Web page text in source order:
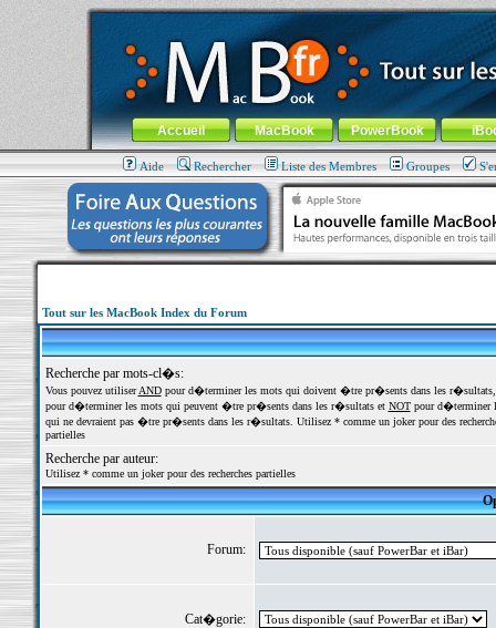
MacBook-fr.com : 100% Apple... 100% nomade !
Aller au contenu-Aller au menu général-Aller au menu de
Menu général
Accueil MacBook PowerBook
Aide Rechercher Liste des Membres Groupes
Tout sur les MacBook Index du Forum
Recherche par mots-cl�s:
Vous pouvez utiliserANDpour d�terminer les mots qui doivent �tre pr�sents dans les
pour d�terminer les mots qui peuvent �tre pr�sents dans les r�sultats et NOTpour d�terminer
qui ne devraient pas �tre pr�sents dans les r�sultats. Utilisez * comme un joker pour des
partielles
Recherche par auteur:
Utilisez * comme un joker pour des recherches partielles
Forum:
Cat�gorie: